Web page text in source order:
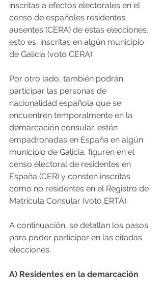
inscritas a efectos electorales en el
censo de españoles residentes
ausentes (CERA) de estas elecciones,
esto es, inscritas en algún municipio
de Galicia (voto CERA).
Por otro lado, también podrán
participar las personas de
nacionalidad española que se
encuentren temporalmente en la
demarcación consular, estén
empadronadas en España en algún
municipio de Galicia, figuren en el
censo electoral de residentes en
España (CER) y consten inscritas
como no residentes en el Registro de
Matrícula Consular (voto ERTA).
A continuación, se detallan los pasos
para poder participar en las citadas
elecciones.
A) Residentes en la demarcación